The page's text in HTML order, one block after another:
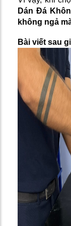
Dán Đá
không ngả
Bài viết sau